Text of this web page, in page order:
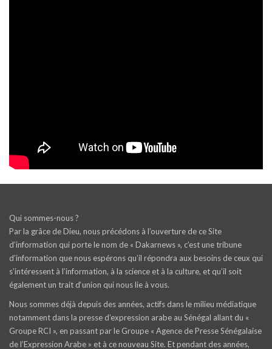
Qui sommes-nous ?
Par la grâce de Dieu, nous précédons à l’ouverture de ce Site
d’information qui porte le nom de « Dakarnews », c’est une tribune
d’information que nous espérons qu’il répondra aux besoins de ceux qui
s’intéressent à l’information, à la science et à la culture, et qu’il soit
également un trait d‘union qui nous lie à vous.
Nous sommes déjà depuis des années, actifs dans le milieu médiatique
notamment dans la presse d’expression arabe au Sénégal allant du «
Groupe RCI », en passant par le Groupe « Agence de Presse Sénégalaise
de l’Expression Arabe » et à ce nouveau Site. Et pendant des années,